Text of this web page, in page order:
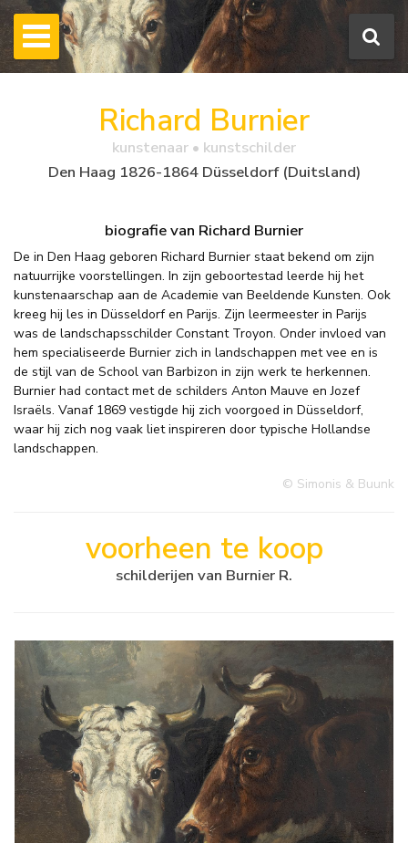
Richard Burnier
kunstenaar • kunstschilder
Den Haag 1826-1864 Düsseldorf (Duitsland)
biografie van Richard Burnier
De in Den Haag geboren Richard Burnier staat bekend om zijn
natuurrijke voorstellingen. In zijn geboortestad leerde hij het
kunstenaarschap aan de Academie van Beeldende Kunsten. Ook
kreeg hij les in Düsseldorf en Parijs. Zijn leermeester in Parijs
was de landschapsschilder Constant Troyon. Onder invloed van
hem specialiseerde Burnier zich in landschappen met vee en is
de stijl van de School van Barbizon in zijn werk te herkennen.
Burnier had contact met de schilders Anton Mauve en Jozef
Israëls. Vanaf 1869 vestigde hij zich voorgoed in Düsseldorf,
waar hij zich nog vaak liet inspireren door typische Hollandse
landschappen.
© Simonis & Buunk
voorheen te koop
schilderijen van Burnier R.